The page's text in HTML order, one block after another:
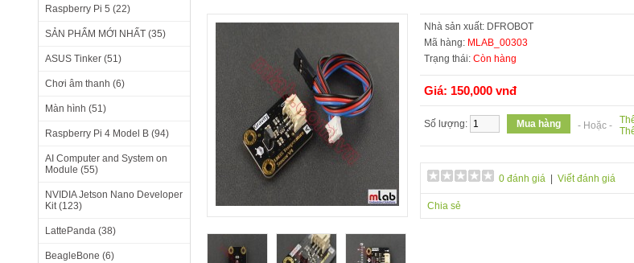
Raspberry Pi 5 (22)
SẢN PHẨM MỚI NHẤT (35)
ASUS Tinker (51)
Chơi âm thanh (6)
Màn hình (51)
Raspberry Pi 4 Model B (94)
AI Computer and System on
Module (55)
NVIDIA Jetson Nano Developer
Kit (123)
LattePanda (38)
BeagleBone (6)
Nhà sản xuất: DFROBOT
Mã hàng: MLAB_00303
Trạng thái: Còn hàng
Giá: 150,000 vnđ
Số lượng: - Hoặc -
0 đánh giá Viết đánh giá
Chia sẻ